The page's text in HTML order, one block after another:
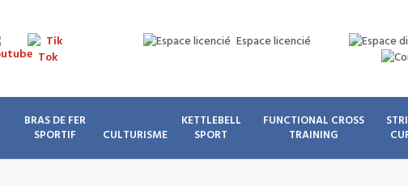
Espace licencié
BRAS DE FER
SPORTIF
CULTURISME
KETTLEBELL
SPORT
FUNCTIONAL CROSS
TRAINING